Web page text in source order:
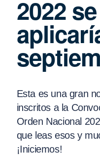
2022 se
Esta es una gran
inscritos a la
Orden Nacional
que leas esos y
¡Iniciemos!